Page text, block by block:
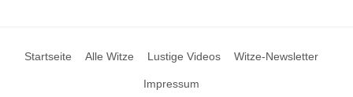
Startseite Alle Witze Lustige Videos Witze-Newsletter
Impressum